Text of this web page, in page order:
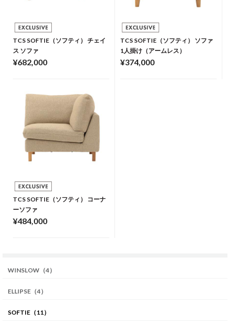
TCS SOFTIE（ソフティ） チェイ
ス ソファ
¥682,000
TCS SOFTIE（ソフティ） ソファ
1人掛け（アームレス）
¥374,000
TCS SOFTIE（ソフティ） コーナ
ーソファ
¥484,000
WINSLOW（4）
ELLIPSE（4）
SOFTIE（11）